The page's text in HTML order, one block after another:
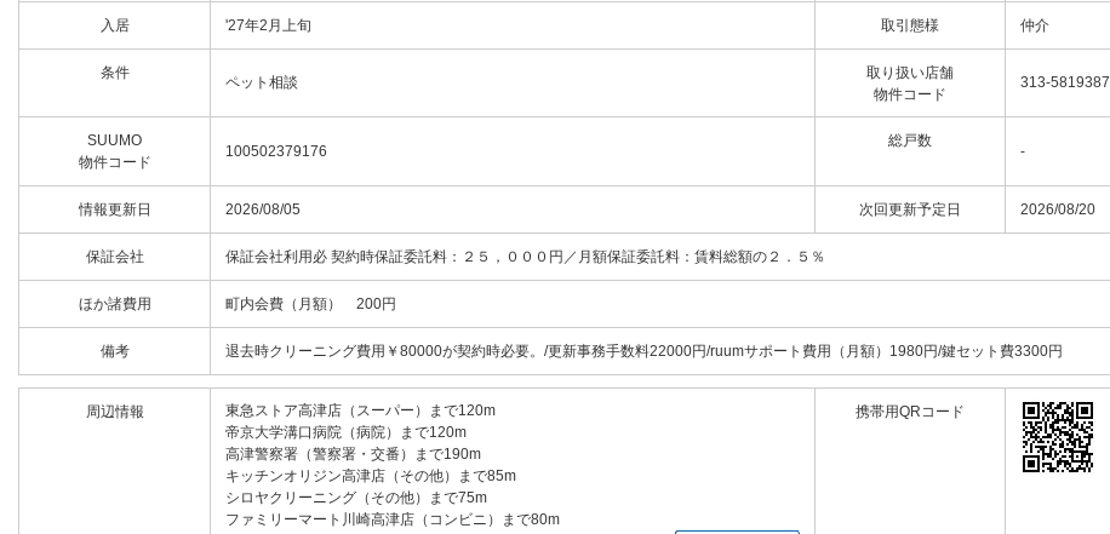
入居 '27年2月上旬 取引態様 仲介
条件
ペット相談
取り扱い店舗
物件コード
313-5819387
SUUMO
物件コード
100502379176
総戸数
-
情報更新日 2026/08/05 次回更新予定日 2026/08/20
保証会社 保証会社利用必 契約時保証委託料：２５，０００円／月額保証委託料：賃料総額の２．５％
ほか諸費用 町内会費（月額） 200円
備考 退去時クリーニング費用￥80000が契約時必要。/更新事務手数料22000円/ruumサポート費用（月額）1980円/鍵セット費3300円
周辺情報
東急ストア高津店（スーパー）まで120m
帝京大学溝口病院（病院）まで120m
高津警察署（警察署・交番）まで190m
キッチンオリジン高津店（その他）まで85m
シロヤクリーニング（その他）まで75m
ファミリーマート川崎高津店（コンビニ）まで80m
携帯用QRコード